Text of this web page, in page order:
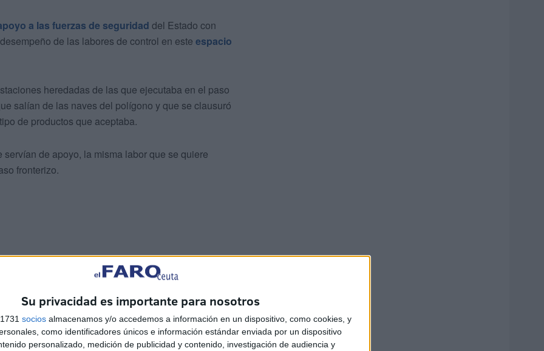
Su privacidad es importante para nosotros
socios almacenamos y/o accedemos a información en un dispositivo, como cookies, y
como identificadores únicos e información estándar enviada por un dispositivo
personalizado, medición de publicidad y contenido, investigación de audiencia y
a las fuerzas de seguridad del Estado con
de las labores de control en este espacio
heredadas de las que ejecutaba en el paso
salían de las naves del polígono y que se clausuró
de productos que aceptaba.
de apoyo, la misma labor que se quiere
fronterizo.
de un director de operaciones y un jefe de
así como tantos vigilantes sean requeridos por la
encomiendas ajustadas siempre a la dirección de